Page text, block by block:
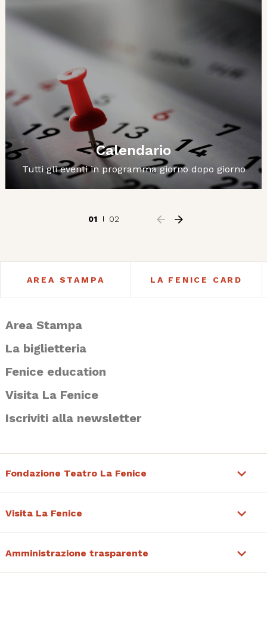
Calendario
Tutti gli eventi in programma giorno dopo giorno
01 02
AREA STAMPA LA FENICE CARD
Area Stampa
La biglietteria
Fenice education
Visita La Fenice
Iscriviti alla newsletter
Fondazione Teatro La Fenice
Visita La Fenice
Amministrazione trasparente